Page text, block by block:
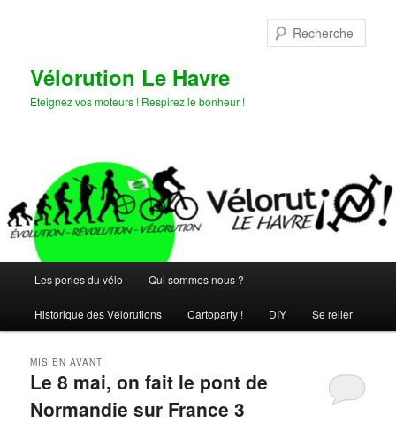
Vélorution Le Havre
Eteignez vos moteurs ! Respirez le bonheur !
principal
Les perles du vélo Qui sommes nous ?
Historique des Vélorutions Cartoparty ! DIY Se relier
Le 8 mai, on fait le pont de
Normandie sur France 3
MIS EN AVANT